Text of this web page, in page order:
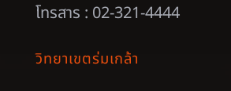
โทรสาร : 02-321-4444
วิทยาเขตร่มเกล้า